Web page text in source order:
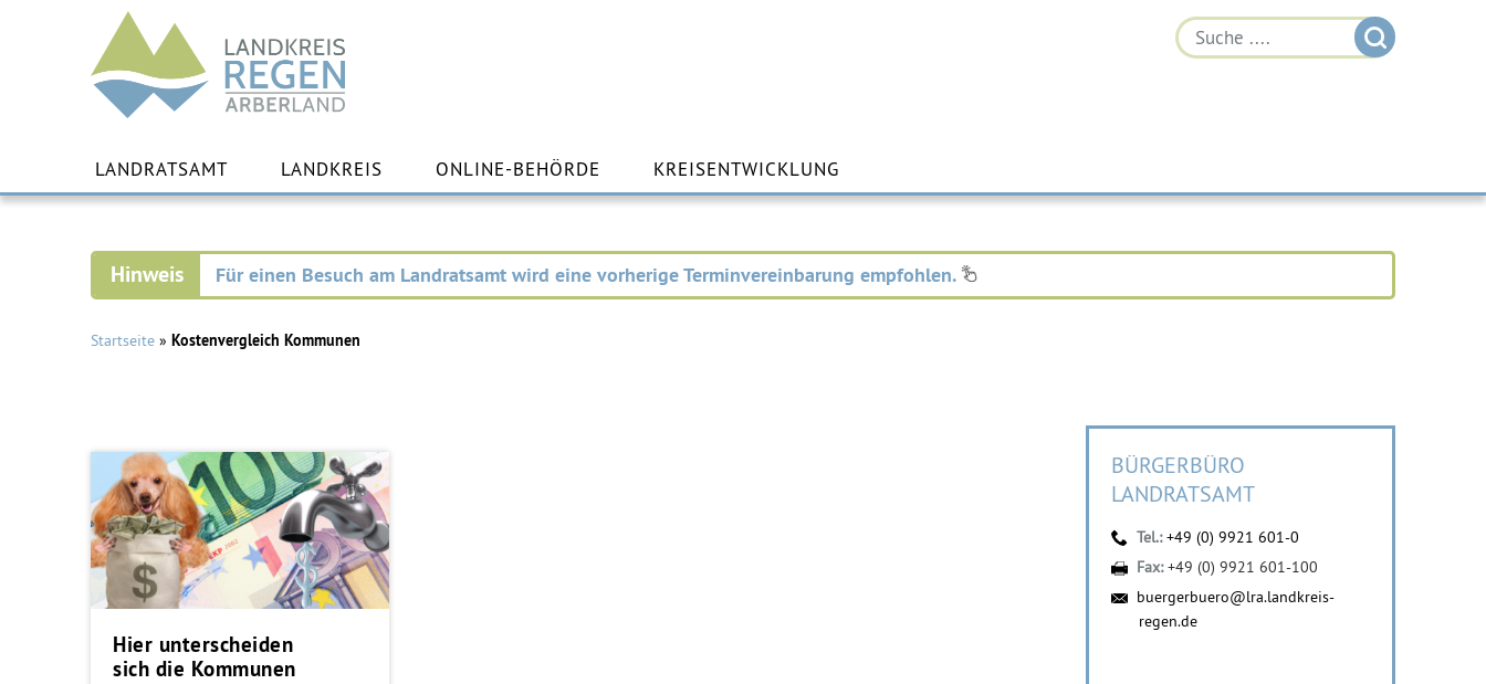
Landkreis
Regen
Inhalt
springen
LANDRATSAMT LANDKREIS ONLINE-BEHÖRDE KREISENTWICKLUNG
Für einen Besuch am Landratsamt wird eine vorherige Terminvereinbarung empfohlen.
Startseite » Kostenvergleich Kommunen
Hier unterscheiden
sich die Kommunen
BÜRGERBÜRO
LANDRATSAMT
Tel.:+49 (0) 9921 601-0
Fax:+49 (0) 9921 601-100
buergerbuero@lra.landkreis-
regen.de